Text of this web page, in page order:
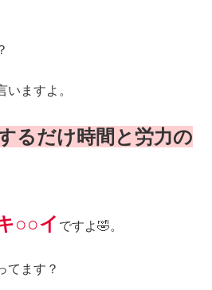
いますよ。
るだけ時間と労力の
○○イ ですよ🤣。
てます？